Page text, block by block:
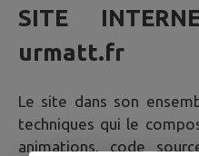
SITE
urmatt.fr
Le site dans son
techniques qui le
animations, code